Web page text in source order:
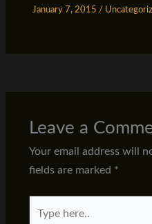
January 7, 2015 /
Leave a
Your email address will
fields are marked *